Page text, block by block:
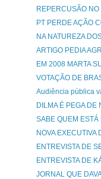
REPERCUSÃO NO
PT PERDE AÇÃO
NA NATUREZA
ARTIGO PEDIA
EM 2008 MARTA
VOTAÇÃO DE
Audiência pública
DILMA É PEGA DE
SABE QUEM
NOVA EXECUTIVA
ENTREVISTA DE
ENTREVISTA DE
JORNAL QUE